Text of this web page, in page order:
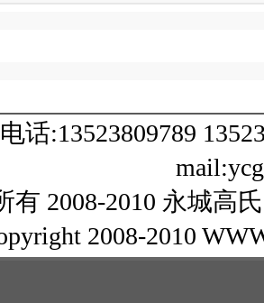
话:13523809789
有 2008-2010 永城高
2008-2010